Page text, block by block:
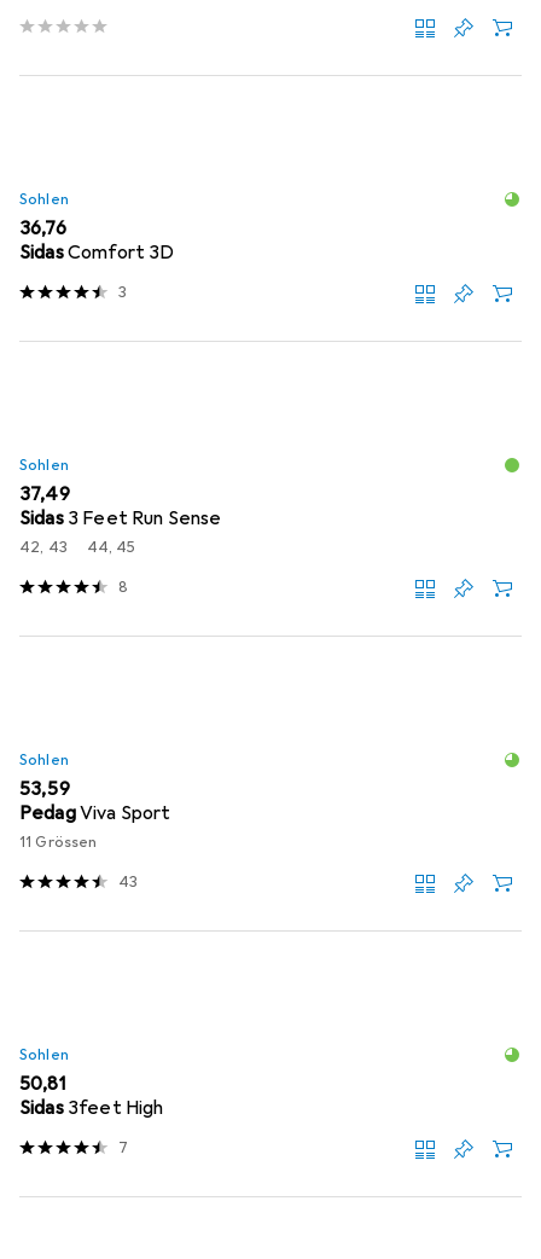
Sohlen
EUR
36,76
SidasComfort 3D
3
Sohlen
EUR
37,49
Sidas 3 Feet Run Sense
42, 43 44, 45
8
Sohlen
EUR
53,59
PedagViva Sport
11 Grössen
43
Sohlen
EUR
50,81
Sidas 3feet High
7